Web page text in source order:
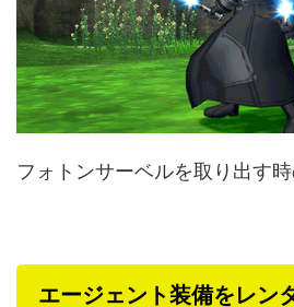
フォトンサーベルを取り出す
エージェント装備をレン